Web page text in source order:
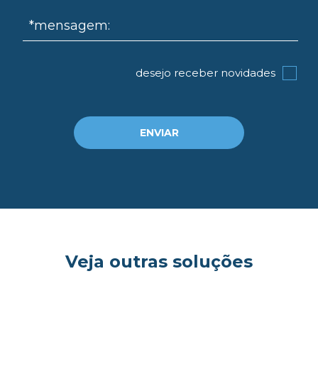
*mensagem:
desejo receber novidades
ENVIAR
Veja outras soluções